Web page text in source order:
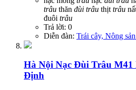
trâu thăn đùi trâu thịt trâu
đuôi trâu
Trả lời: 0
Diễn đàn: Trái cây, Nông
Hà Nội Nạc Đùi Trâu M41
Định